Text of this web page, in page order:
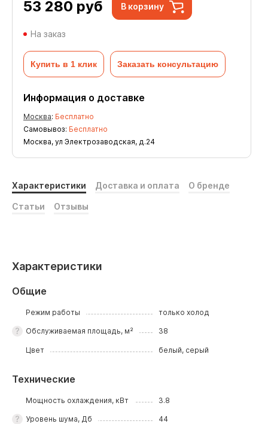
53 280 руб В корзину
На заказ
Купить в 1 клик Заказать консультацию
Информация о доставке
Москва: Бесплатно
Самовывоз: Бесплатно
Москва, ул Электрозаводская, д.24
Характеристики Доставка и оплата О бренде
Статьи Отзывы
Характеристики
Общие
Режим работы только холод
Обслуживаемая площадь, м² 38
Цвет белый, серый
Технические
Мощность охлаждения, кВт 3.8
Уровень шума, Дб 44